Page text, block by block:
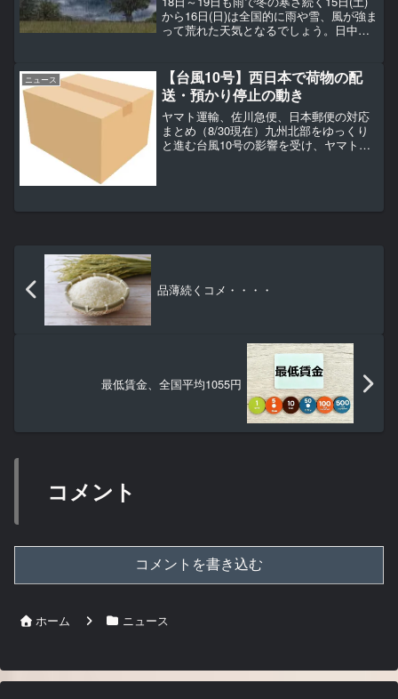
から16日(日)は全国的に雨や雪、風が強ま
って荒れた天気となるでしょう。日中は
は再び広く雨や雪が降るでしょう。し
ば...
ニュース
【台風10号】西日本で荷物の配
送・預かり停止の動き
ヤマト運輸、佐川急便、日本郵便の対応
まとめ（8/30現在）九州北部をゆっくり
と進む台風10号の影響を受け、ヤマト運
品薄続くコメ・・・・
最低賃金、全国平均1055円
コメント
コメントを書き込む
ホーム ニュース